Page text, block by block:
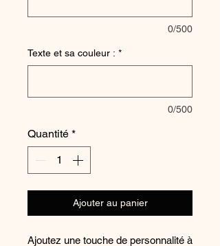
0/500
Texte et sa couleur : *
0/500
Quantité *
Ajouter au panier
Ajoutez une touche de personnalité à